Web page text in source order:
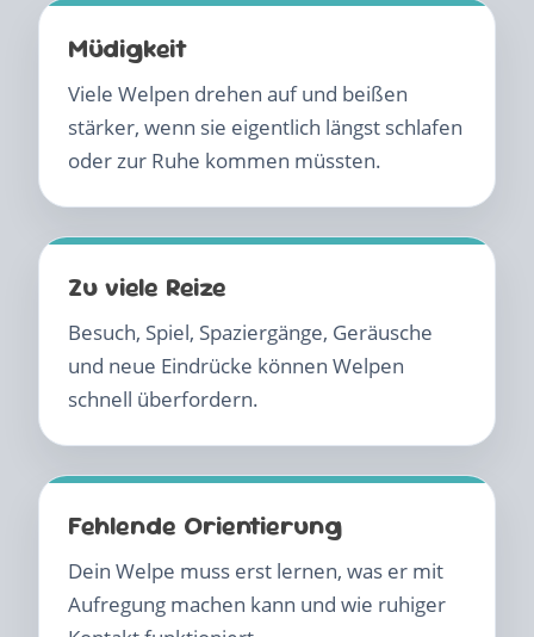
Müdigkeit
Viele Welpen drehen auf und beißen
stärker, wenn sie eigentlich längst schlafen
oder zur Ruhe kommen müssten.
Zu viele Reize
Besuch, Spiel, Spaziergänge, Geräusche
und neue Eindrücke können Welpen
schnell überfordern.
Fehlende Orientierung
Dein Welpe muss erst lernen, was er mit
Aufregung machen kann und wie ruhiger